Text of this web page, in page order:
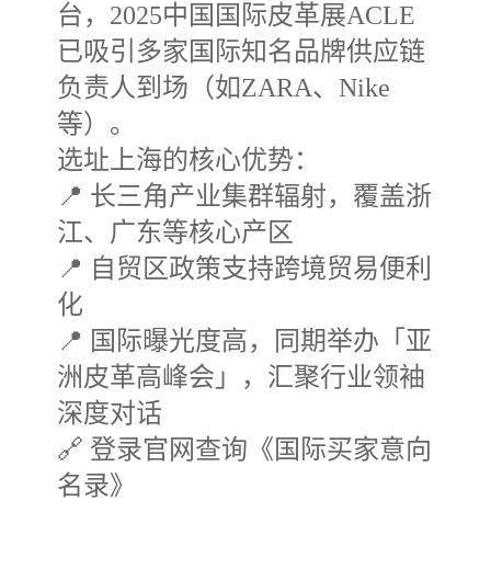
台，2025中国国际皮革展ACLE
已吸引多家国际知名品牌供应链
负责人到场（如ZARA、Nike
等）。
选址上海的核心优势：
📍 长三角产业集群辐射，覆盖浙
江、广东等核心产区
📍 自贸区政策支持跨境贸易便利
化
📍 国际曝光度高，同期举办「亚
洲皮革高峰会」，汇聚行业领袖
深度对话
🔗 登录官网查询《国际买家意向
名录》